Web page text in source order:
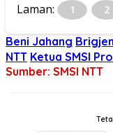
Laman: 1 2
Beni Jahang
NTT Ketua SMSI
Sumber: SMSI NTT